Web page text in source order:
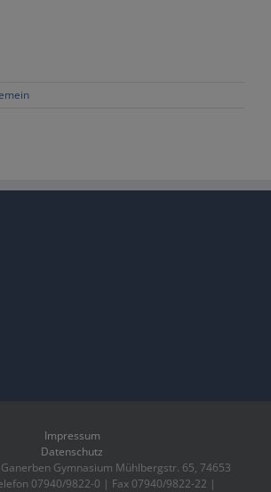
Impressum
Datenschutz
Gymnasium Mühlbergstr. 65, 74653
07940/9822-0 | Fax 07940/9822-22 |